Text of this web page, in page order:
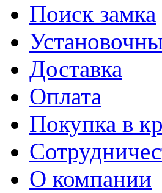
Поиск замка
Доставка
Оплата
Покупка в
О компании